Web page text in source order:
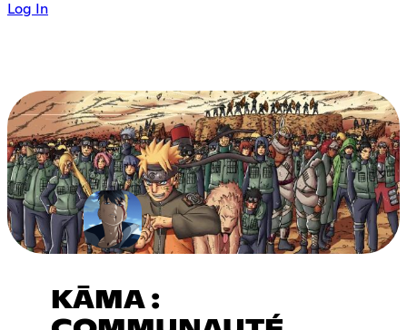
Log In
KĀMA :